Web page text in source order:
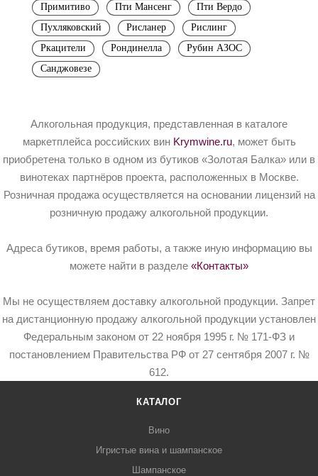
Примитиво Пти Мансенг
Пти Вердо
Пухляковский
Рисланер
Рислинг
Ркацители
Рондинелла
Рубин АЗОС
Санджовезе
Алкогольная продукция, представленная в каталоге
маркетплейса российских вин Krymwine.ru, может быть
приобретена только в одном из бутиков «Золотая Балка» или в
винотеках партнёров проекта, расположенных в Москве.
Розничная продажа осуществляется на основании лицензий на
розничную продажу алкогольной продукции.
Адреса бутиков, время работы, а также иную информацию вы
можете найти в разделе «Контакты»
Мы не осуществляем доставку алкогольной продукции. Запрет
на дистанционную продажу алкогольной продукции установлен
Федеральным законом от 22 ноября 1995 г. № 171-ФЗ и
постановлением Правительства РФ от 27 сентября 2007 г. №
612.
КАТАЛОГ
Вино
Игристые вина и шампанское
Шампанское